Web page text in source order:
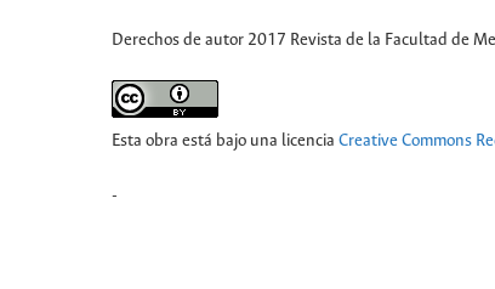
Derechos de autor 2017 Revista de la Facultad de
Esta obra está bajo una licencia Creative Commons
-